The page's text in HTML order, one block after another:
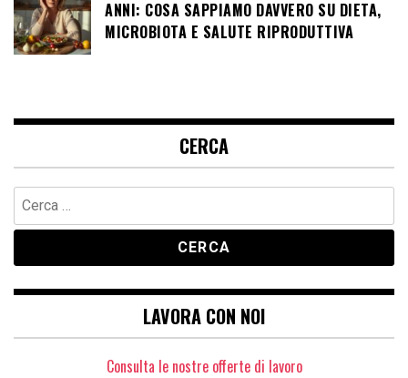
ANNI: COSA SAPPIAMO DAVVERO SU DIETA,
MICROBIOTA E SALUTE RIPRODUTTIVA
CERCA
Ricerca
per:
LAVORA CON NOI
Consulta le nostre offerte di lavoro